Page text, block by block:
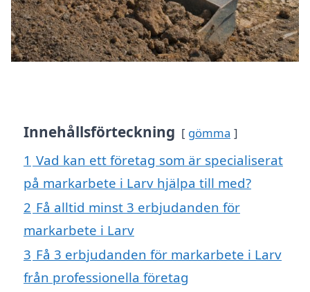
Innehållsförteckning gömma
1 Vad kan ett företag som är specialiserat
på markarbete i Larv hjälpa till med?
2 Få alltid minst 3 erbjudanden för
markarbete i Larv
3 Få 3 erbjudanden för markarbete i Larv
från professionella företag